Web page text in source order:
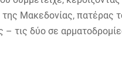
της Μακεδονίας,
τις δύο σε